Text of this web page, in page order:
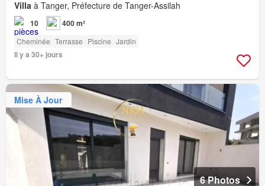
Villa à Tanger, Préfecture de Tanger-Assilah
10 400 m²
Cheminée Terrasse Piscine Jardin
Il y a 30+ jours
Mise À Jour
6 Photos